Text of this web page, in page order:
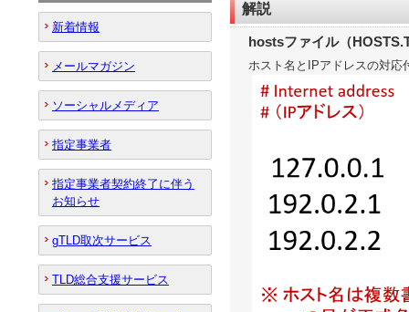
解説
hostsファイル（
ホスト名とIPアドレスの対応
新着情報
メールマガジン
ソーシャルメディア
指定事業者
指定事業者契約終了に伴う
お知らせ
gTLD取次サービス
TLD総合支援サービス